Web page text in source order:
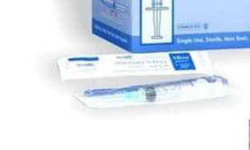
Lupa Password?